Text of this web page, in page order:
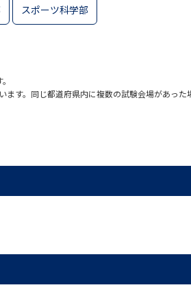
SELFBRAND特集ページ
オープンキャンパス検索
併願校選び 受験スケジュールを立て
スポーツ科学部
す。同じ都道府県内に複数の試験会場があっ